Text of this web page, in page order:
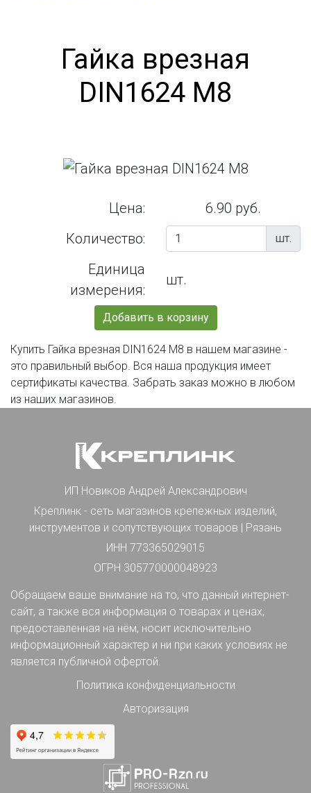
Гайка врезная
DIN1624 М8
Цена:
6.90 руб.
Количество:
шт.
Единица
измерения:
шт.
Добавить в корзину
Купить Гайка врезная DIN1624 М8 в нашем магазине -
это правильный выбор. Вся наша продукция имеет
сертификаты качества. Забрать заказ можно в любом
из наших магазинов.
ИП Новиков Андрей Александрович
Креплинк - сеть магазинов крепежных изделий,
инструментов и сопутствующих товаров | Рязань
ИНН 773365029015
ОГРН 305770000048923
Обращаем ваше внимание на то, что данный интернет-
сайт, а также вся информация о товарах и ценах,
предоставленная на нём, носит исключительно
информационный характер и ни при каких условиях не
является публичной офертой.
Политика конфиденциальности
Авторизация